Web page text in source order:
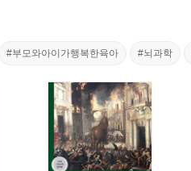
#부모와아이가행복한육아 #뇌과학